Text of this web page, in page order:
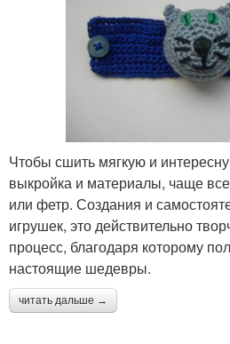
Чтобы сшить мягкую и
выкройка и материалы, чаще
или фетр. Создания и
игрушек, это действительно
процесс, благодаря которому
настоящие шедевры.
читать дальше →